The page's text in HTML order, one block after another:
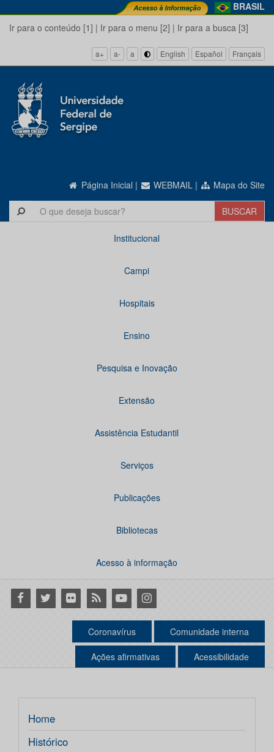
BRASIL
Ir para o conteúdo [1] | Ir para o menu [2] | Ir para a busca [3]
a+ a- a English Español Français
Página Inicial | WEBMAIL | Mapa do Site
Institucional
Campi
Hospitais
Ensino
Pesquisa e Inovação
Extensão
Assistência Estudantil
Serviços
Publicações
Bibliotecas
Acesso à informação
Facebook
Twitter Flickr RSS YoutubeInstagram
Coronavírus Comunidade interna
Ações afirmativas Acessibilidade
Home
Histórico